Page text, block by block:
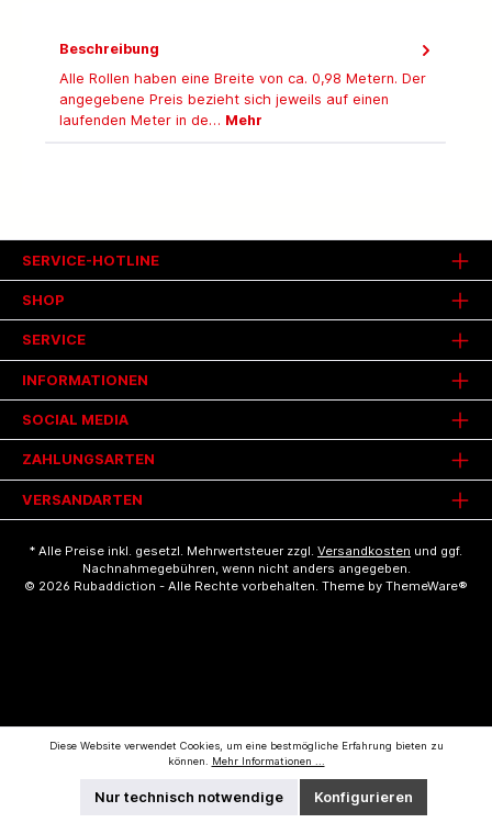
Beschreibung
Alle Rollen haben eine Breite von ca. 0,98 Metern. Der
angegebene Preis bezieht sich jeweils auf einen
laufenden Meter in de… Mehr
SHOP
SERVICE
INFORMATIONEN
SERVICE-HOTLINE
SOCIAL MEDIA
ZAHLUNGSARTEN
VERSANDARTEN
* Alle Preise inkl. gesetzl. Mehrwertsteuer zzgl. Versandkosten und ggf.
Nachnahmegebühren, wenn nicht anders angegeben.
© 2026 Rubaddiction - Alle Rechte vorbehalten. Theme by ThemeWare®
Diese Website verwendet Cookies, um eine bestmögliche Erfahrung bieten zu
können.
Mehr Informationen ...
Nur technisch notwendige Konfigurieren